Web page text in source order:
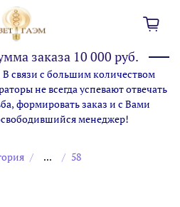
заказа 10 000 руб.
связи с большим количеством
не всегда успевают отвечать
формировать заказ и с Вами
менеджер!
... 58